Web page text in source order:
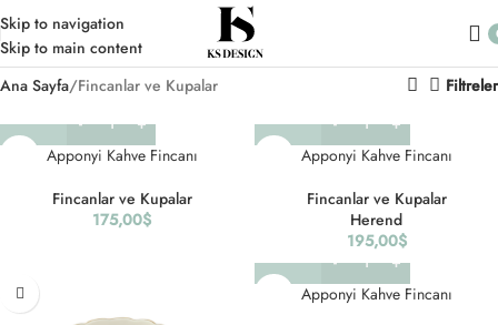
Skip to navigation
Skip to main content
Ana Sayfa Fincanlar ve Kupalar Filtreler
Apponyi Kahve Fincanı
Fincanlar ve Kupalar
175,00$
Apponyi Kahve Fincanı
Fincanlar ve Kupalar
Herend
195,00$
Apponyi Kahve Fincanı